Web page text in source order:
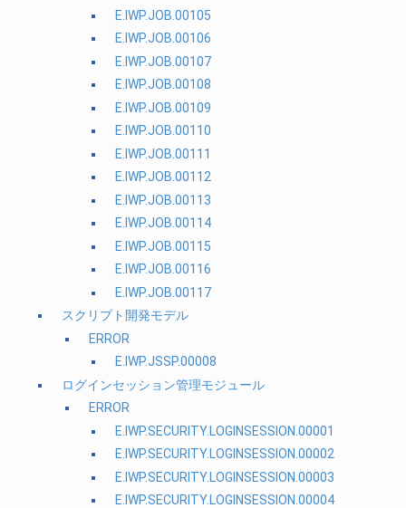
E.IWP.JOB.00105
E.IWP.JOB.00106
E.IWP.JOB.00107
E.IWP.JOB.00108
E.IWP.JOB.00109
E.IWP.JOB.00110
E.IWP.JOB.00111
E.IWP.JOB.00112
E.IWP.JOB.00113
E.IWP.JOB.00114
E.IWP.JOB.00115
E.IWP.JOB.00116
E.IWP.JOB.00117
スクリプト開発モデル
ERROR
E.IWP.JSSP.00008
ログインセッション管理モジュール
ERROR
E.IWP.SECURITY.LOGINSESSION.00001
E.IWP.SECURITY.LOGINSESSION.00002
E.IWP.SECURITY.LOGINSESSION.00003
E.IWP.SECURITY.LOGINSESSION.00004